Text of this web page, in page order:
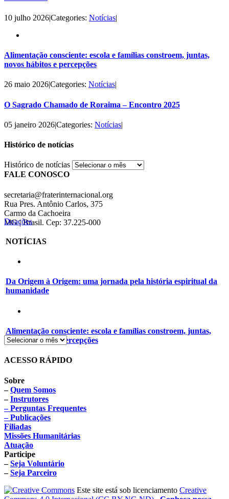
10 julho 2026|Categories: Notícias|
Alimentação consciente: escola e famílias constroem, juntas,
novos hábitos e percepções
26 maio 2026|Categories: Notícias|
O Sagrado Chamado de Roraima – Encontro 2025
05 janeiro 2026|Categories: Notícias|
Histórico de notícias
Histórico de notícias
FALE CONOSCO
secretaria@fraterinternacional.org
Rua Pres. Antônio Carlos, 375
Carmo da Cachoeira
MG | Brasil. Cep: 37.225-000
Doações
NOTÍCIAS
Da Origem à Origem: uma jornada pela história espiritual da
humanidade
Alimentação consciente: escola e famílias constroem, juntas,
novos hábitos e percepções
ACESSO RÁPIDO
Sobre
–Quem Somos
–Instrutores
– Perguntas Frequentes
– Publicações
Filiadas
Missões Humanitárias
Atuação
Participe
–Seja Voluntário
–Seja Parceiro
Este site está sob licenciamento Creative